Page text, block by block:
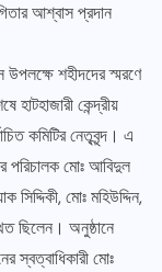
আশ্বাস প্রদান
শহীদদের স্মরণে
হাটহাজারী কেন্দ্রীয়
কমিটির নেতৃবৃন্দ। এ
পরিচালক মোঃ আবিদুল
সিদ্দিকী, মোঃ মহিউদ্দিন,
ছিলেন। অনুষ্ঠানে
স্বত্বাধিকারী মোঃ